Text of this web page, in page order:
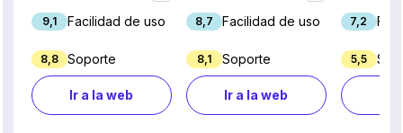
9,1 Facilidad de uso
8,8 Soporte
Ir a la web
8,7 Facilidad de uso
8,1 Soporte
Ir a la web
7,2
5,5